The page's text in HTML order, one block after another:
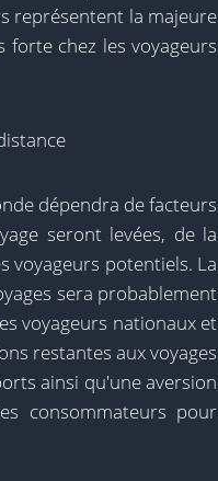
représentent la majeure
forte chez les voyageurs
dépendra de facteurs
seront levées, de la
voyageurs potentiels. La
sera probablement
voyageurs nationaux et
restantes aux voyages
ainsi qu'une aversion
consommateurs pour